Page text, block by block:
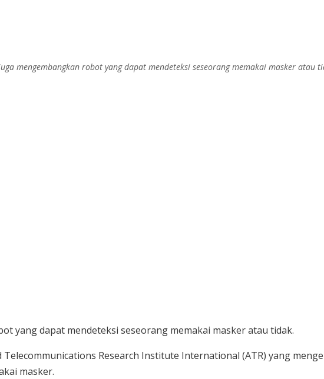
mengembangkan robot yang dapat mendeteksi seseorang memakai masker atau
yang dapat mendeteksi seseorang memakai masker atau tidak.
Telecommunications Research Institute International (ATR) yang
masker.